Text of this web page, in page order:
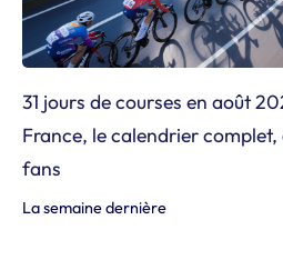
31 jours de courses en août
France, le calendrier complet,
fans
La semaine dernière